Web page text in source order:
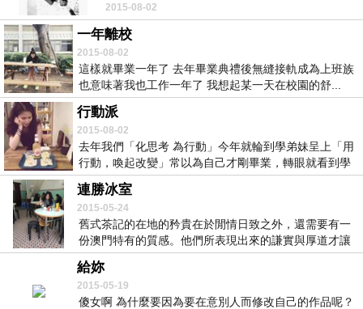
有方便，也沒...
2015-08-02
一年離校
2015-08-02
這樣就畢業一年了 去年畢業典禮後無縫接軌成為上班族
也意味著我也工作一年了 我想起某一天在校園的舒...
行動派
2015-08-02
去年我們「化思考 為行動」今年就輪到學弟妹呈上「用
行動，喚起改變」常以為自己才剛畢業，轉眼就看到學
弟...
連勝冰室
2015-05-24
舊式茶記的在地的矜貴在於閒情日致之外，還需要有一
份澳門特有的質感。他們所表現出來的謙實與厚道才讓
我可...
給妳
2015-05-19
傻女啊 為什麼要因為要在意別人而修改自己的作品呢？